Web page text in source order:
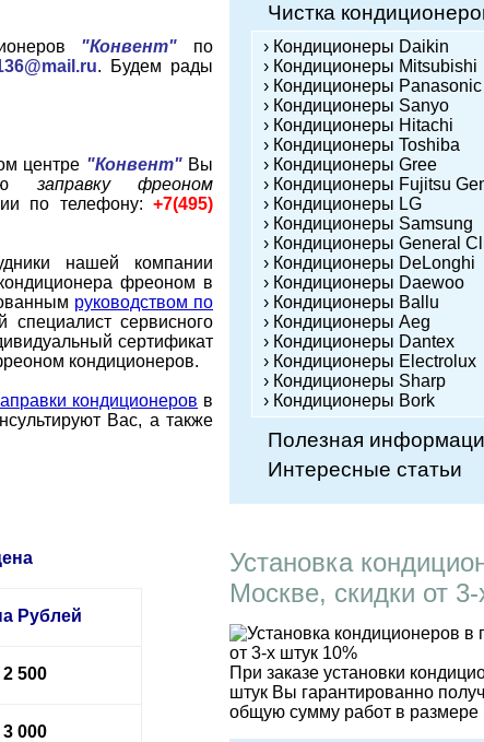
"Конвент" по
. Будем рады
центре "Конвент"Вы
заправку фреоном
по телефону: +7(495)
нашей компании
фреоном в
руководством по
сервисного
сертификат
кондиционеров.
кондиционеров в
Вас, а также
Рублей
2 500
3 000
Чистка
› Кондиционеры Daikin
› Кондиционеры Mitsubishi
› Кондиционеры Panasonic
› Кондиционеры Sanyo
› Кондиционеры Hitachi
› Кондиционеры Toshiba
› Кондиционеры Gree
› Кондиционеры Fujitsu
› Кондиционеры LG
› Кондиционеры Samsung
› Кондиционеры General
› Кондиционеры DeLonghi
› Кондиционеры Daewoo
› Кондиционеры Ballu
› Кондиционеры Аeg
› Кондиционеры Dantex
› Кондиционеры Еlectrolux
› Кондиционеры Sharp
› Кондиционеры Bork
Полезная
Интересные статьи
Установка
Москве, скидки от
При заказе установки
штук Вы гарантированно
общую сумму работ в размере